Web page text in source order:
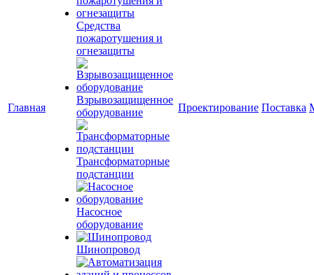
Главная
Средства
пожаротушения и
огнезащиты
Взрывозащищенное
оборудование
Трансформаторные
подстанции
Насосное
оборудование
Шинопровод
Проектирование Поставка